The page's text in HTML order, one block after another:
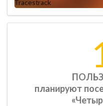
планируют